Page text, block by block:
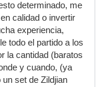
determinado, me
calidad o invertir
experiencia,
todo el partido a los
la cantidad (baratos
y cuando, (ya
un set de Zildjian